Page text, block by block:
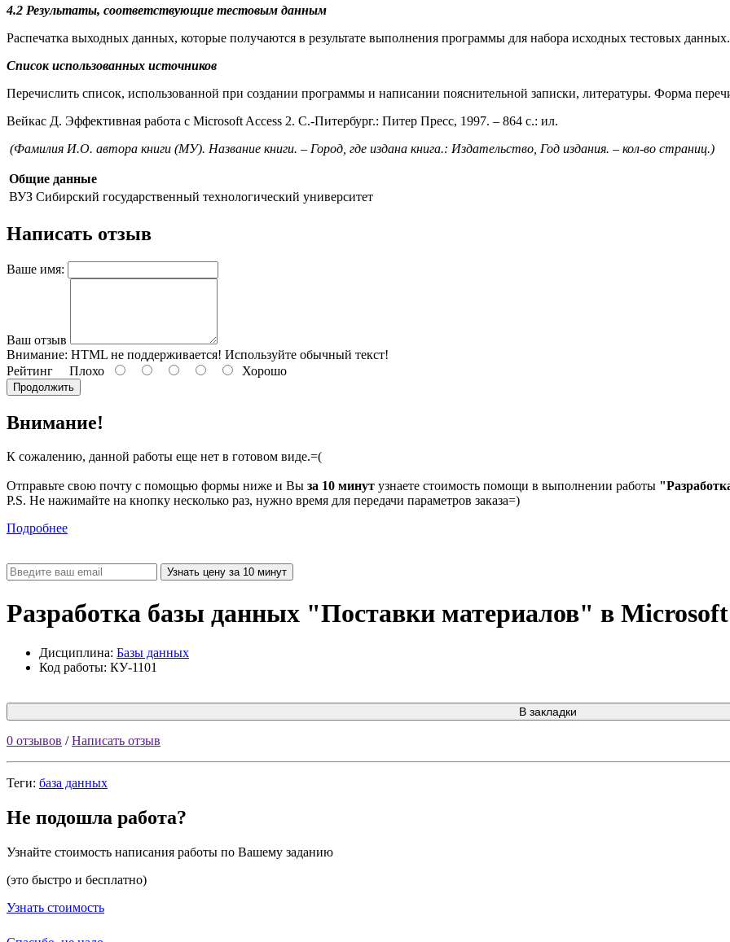
4.2 Результаты, соответствующие тестовым данным
Распечатка выходных данных, которые получаются в результате выполнения программы для набора исходных тестовых данных.
Список использованных источников
Перечислить список, использованной при создании программы и написании пояснительной записки, литературы. Форма
Вейкас Д. Эффективная работа с Microsoft Access 2. С.-Питербург.: Питер Пресс, 1997. – 864 с.: ил.
(Фамилия И.О. автора книги (МУ). Название книги. – Город, где издана книга.: Издательство, Год издания. – кол-во страниц.)
Общие данные
ВУЗ Сибирский государственный технологический университет
Написать отзыв
Ваше имя:
Ваш отзыв
Внимание: HTML не поддерживается! Используйте обычный текст!
Рейтинг Плохо Хорошо
Продолжить
Внимание!
К сожалению, данной работы еще нет в готовом виде.=(
Отправьте свою почту с помощью формы ниже и Вы за 10 минут узнаете стоимость помощи в выполнении работы
P.S. Не нажимайте на кнопку несколько раз, нужно время для передачи параметров заказа=)
Подробнее
Разработка базы данных "Поставки материалов" в Microsoft
Дисциплина: Базы данных
Код работы: КУ-1101
В закладки
0 отзывов /Написать отзыв
Теги: база данных
Не подошла работа?
Узнайте стоимость написания работы по Вашему заданию
(это быстро и бесплатно)
Узнать стоимость